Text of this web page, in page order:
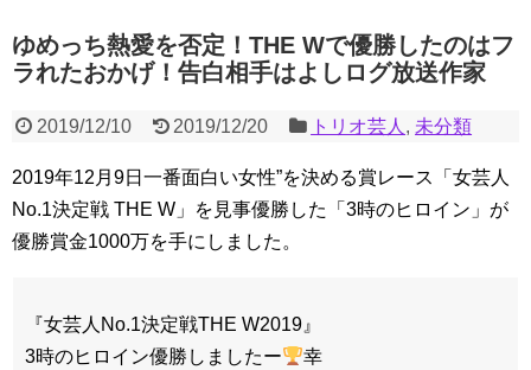
ゆめっち熱愛を否定！THE Wで優勝したのはフ
ラれたおかげ！告白相手はよしログ放送作家
2019/12/10 2019/12/20 トリオ芸人 , 未分類
2019年12月9日一番面白い女性”を決める賞レース「女芸人
No.1決定戦 THE W」を見事優勝した「3時のヒロイン」が
優勝賞金1000万を手にしました。
『女芸人No.1決定戦THE W2019』
3時のヒロイン優勝しましたー
幸